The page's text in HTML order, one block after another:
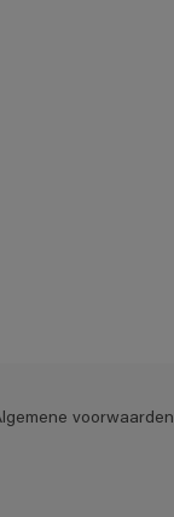
voorwaarden